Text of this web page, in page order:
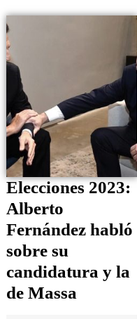
Elecciones 2023:
Alberto
Fernández habló
sobre su
candidatura y la
de Massa